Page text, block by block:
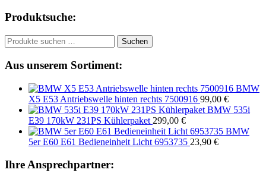
Produktsuche:
Suchen
nach:
Suchen
Aus unserem Sortiment:
BMW
X5 E53 Antriebswelle hinten rechts 7500916 99,00 €
BMW 535i
E39 170kW 231PS Kühlerpaket 299,00 €
BMW
5er E60 E61 Bedieneinheit Licht 6953735 23,90 €
Ihre Ansprechpartner: